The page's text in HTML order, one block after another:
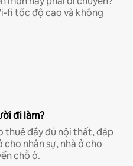
fi tốc độ cao và không
đi làm?
thuê đầy đủ nội thất, đáp
nhân sự, nhà ở cho
chỗ ở.